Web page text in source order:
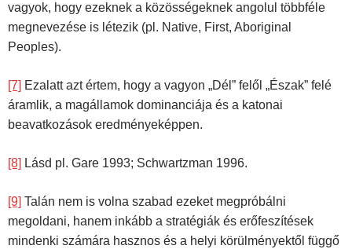
vagyok, hogy ezeknek a közösségeknek angolul többféle
megnevezése is létezik (pl. Native, First, Aboriginal
Peoples).
[7] Ezalatt azt értem, hogy a vagyon „Dél” felől „Észak” felé
áramlik, a magállamok dominanciája és a katonai
beavatkozások eredményeképpen.
[8] Lásd pl. Gare 1993; Schwartzman 1996.
[9] Talán nem is volna szabad ezeket megpróbálni
megoldani, hanem inkább a stratégiák és erőfeszítések
mindenki számára hasznos és a helyi körülményektől függő